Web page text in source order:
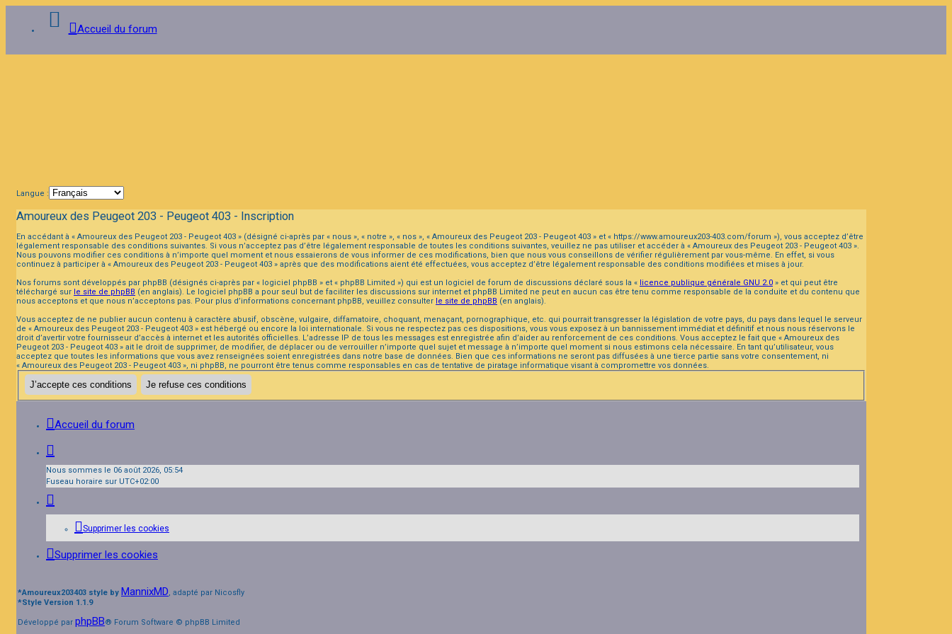
Accueil du forum
Langue :
Amoureux des Peugeot 203 - Peugeot 403 - Inscription
En accédant à « Amoureux des Peugeot 203 - Peugeot 403 » (désigné ci-après par « nous », « notre », « nos », « Amoureux des Peugeot 203 - Peugeot 403 » et « https://www.amoureux203-403.com/forum »), vous acceptez d’être
légalement responsable des conditions suivantes. Si vous n’acceptez pas d’être légalement responsable de toutes les conditions suivantes, veuillez ne pas utiliser et accéder à « Amoureux des Peugeot 203 - Peugeot 403 ».
Nous pouvons modifier ces conditions à n’importe quel moment et nous essaierons de vous informer de ces modifications, bien que nous vous conseillons de vérifier régulièrement par vous-même. En effet, si vous
continuez à participer à « Amoureux des Peugeot 203 - Peugeot 403 » après que des modifications aient été effectuées, vous acceptez d’être légalement responsable des conditions modifiées et mises à jour.
Nos forums sont développés par phpBB (désignés ci-après par « logiciel phpBB » et « phpBB Limited ») qui est un logiciel de forum de discussions déclaré sous la « licence publique générale GNU 2.0 » et qui peut être
téléchargé sur le site de phpBB (en anglais). Le logiciel phpBB a pour seul but de faciliter les discussions sur internet et phpBB Limited ne peut en aucun cas être tenu comme responsable de la conduite et du contenu que
nous acceptons et que nous n’acceptons pas. Pour plus d’informations concernant phpBB, veuillez consulter le site de phpBB (en anglais).
Vous acceptez de ne publier aucun contenu à caractère abusif, obscène, vulgaire, diffamatoire, choquant, menaçant, pornographique, etc. qui pourrait transgresser la législation de votre pays, du pays dans lequel le serveur
de « Amoureux des Peugeot 203 - Peugeot 403 » est hébergé ou encore la loi internationale. Si vous ne respectez pas ces dispositions, vous vous exposez à un bannissement immédiat et définitif et nous nous réservons le
droit d’avertir votre fournisseur d’accès à internet et les autorités officielles. L’adresse IP de tous les messages est enregistrée afin d’aider au renforcement de ces conditions. Vous acceptez le fait que « Amoureux des
Peugeot 203 - Peugeot 403 » ait le droit de supprimer, de modifier, de déplacer ou de verrouiller n’importe quel sujet et message à n’importe quel moment si nous estimons cela nécessaire. En tant qu’utilisateur, vous
acceptez que toutes les informations que vous avez renseignées soient enregistrées dans notre base de données. Bien que ces informations ne seront pas diffusées à une tierce partie sans votre consentement, ni
« Amoureux des Peugeot 203 - Peugeot 403 », ni phpBB, ne pourront être tenus comme responsables en cas de tentative de piratage informatique visant à compromettre vos données.
Accueil du forum
Nous sommes le 06 août 2026, 05:54
Fuseau horaire sur UTC+02:00
Supprimer les cookies
Supprimer les cookies
*Amoureux203403 style by MannixMD, adapté par Nicosfly
*Style Version 1.1.9
Développé par phpBB® Forum Software © phpBB Limited